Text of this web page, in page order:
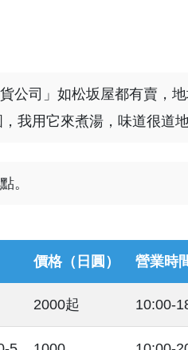
公司」如松坂屋都有賣，
我用它來煮湯，味道很道地
。
價格（日圓） 營業時
2000起 10:00-